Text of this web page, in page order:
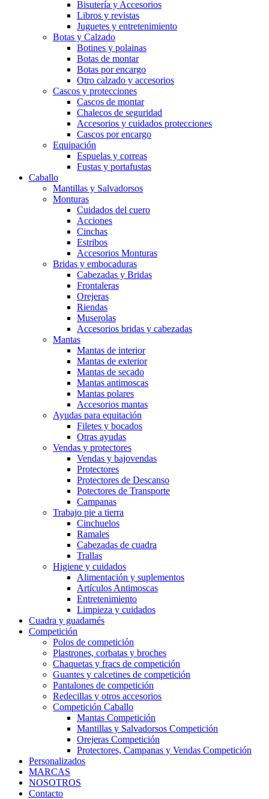
Bisutería y Accesorios
Libros y revistas
Juguetes y entretenimiento
Botas y Calzado
Botines y polainas
Botas de montar
Botas por encargo
Otro calzado y accesorios
Cascos y protecciones
Cascos de montar
Chalecos de seguridad
Accesorios y cuidados protecciones
Cascos por encargo
Equipación
Espuelas y correas
Fustas y portafustas
Caballo
Mantillas y Salvadorsos
Monturas
Cuidados del cuero
Acciones
Cinchas
Estribos
Accesorios Monturas
Bridas y embocaduras
Cabezadas y Bridas
Frontaleras
Orejeras
Riendas
Muserolas
Accesorios bridas y cabezadas
Mantas
Mantas de interior
Mantas de exterior
Mantas de secado
Mantas antimoscas
Mantas polares
Accesorios mantas
Ayudas para equitación
Filetes y bocados
Otras ayudas
Vendas y protectores
Vendas y bajovendas
Protectores
Protectores de Descanso
Potectores de Transporte
Campanas
Trabajo pie a tierra
Cinchuelos
Ramales
Cabezadas de cuadra
Trallas
Higiene y cuidados
Alimentación y suplementos
Artículos Antimoscas
Entretenimiento
Limpieza y cuidados
Cuadra y guadarnés
Competición
Polos de competición
Plastrones, corbatas y broches
Chaquetas y fracs de competición
Guantes y calcetines de competición
Pantalones de competición
Redecillas y otros accesorios
Competición Caballo
Mantas Competición
Mantillas y Salvadorsos Competición
Orejeras Competición
Protectores, Campanas y Vendas Competición
Personalizados
MARCAS
NOSOTROS
Contacto